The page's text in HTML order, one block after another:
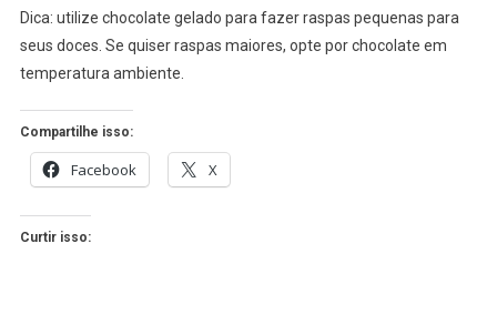
Dica: utilize chocolate gelado para fazer raspas pequenas para
seus doces. Se quiser raspas maiores, opte por chocolate em
temperatura ambiente.
Compartilhe isso:
Facebook X
Curtir isso: